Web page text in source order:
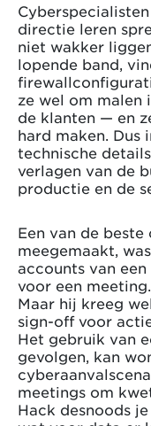
directie leren
niet wakker
lopende band,
ze wel om malen
de klanten — en
hard maken. Dus
technische
verlagen van de
productie en de
Een van de
meegemaakt,
accounts van
voor een
Maar hij kreeg
sign-off voor
Het gebruik van
gevolgen, kan
meetings om
Hack desnoods